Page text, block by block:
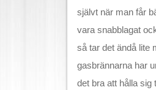
självt när man får
vara snabblagat
så tar det ändå lite
gasbrännarna har
det bra att hålla sig